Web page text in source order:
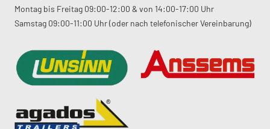
Montag bis Freitag 09:00-12:00 & von 14:00-17:00 Uhr
Samstag 09:00-11:00 Uhr (oder nach telefonischer Vereinbarung)